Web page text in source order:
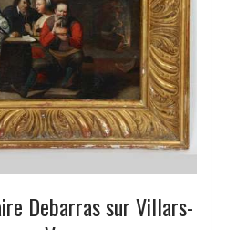
Debarras sur Villars-